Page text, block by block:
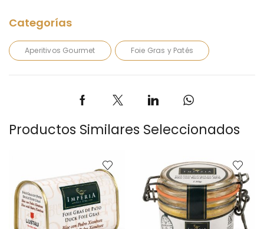
Aperitivos Gourmet Foie Gras y Patés
Productos Similares Seleccionados